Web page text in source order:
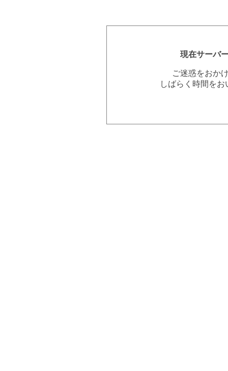
現在サーバ
ご迷惑をおか
しばらく時間を